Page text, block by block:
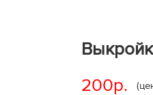
200р.